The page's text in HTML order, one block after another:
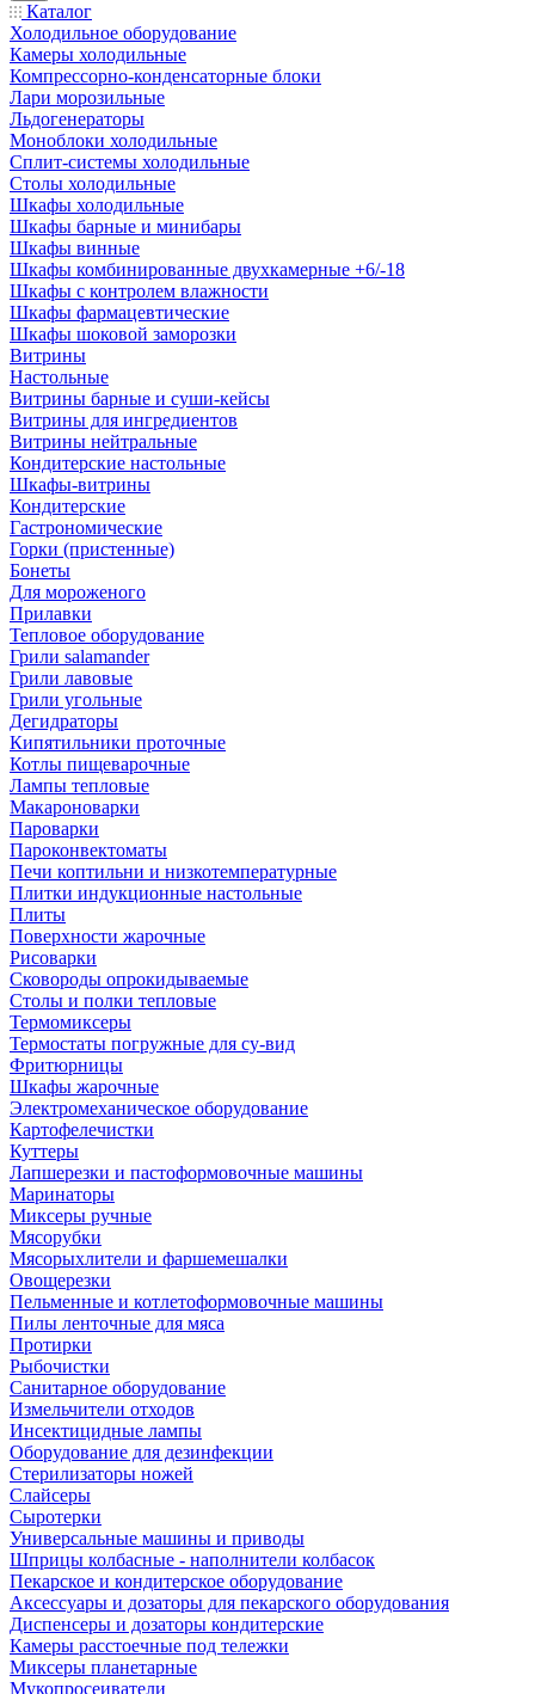
Каталог
Холодильное оборудование
Камеры холодильные
Компрессорно-конденсаторные блоки
Лари морозильные
Льдогенераторы
Моноблоки холодильные
Сплит-системы холодильные
Столы холодильные
Шкафы холодильные
Шкафы барные и минибары
Шкафы винные
Шкафы комбинированные двухкамерные +6/-18
Шкафы с контролем влажности
Шкафы фармацевтические
Шкафы шоковой заморозки
Витрины
Настольные
Витрины барные и суши-кейсы
Витрины для ингредиентов
Витрины нейтральные
Кондитерские настольные
Шкафы-витрины
Кондитерские
Гастрономические
Горки (пристенные)
Бонеты
Для мороженого
Прилавки
Тепловое оборудование
Грили salamander
Грили лавовые
Грили угольные
Дегидраторы
Кипятильники проточные
Котлы пищеварочные
Лампы тепловые
Макароноварки
Пароварки
Пароконвектоматы
Печи коптильни и низкотемпературные
Плитки индукционные настольные
Плиты
Поверхности жарочные
Рисоварки
Сковороды опрокидываемые
Столы и полки тепловые
Термомиксеры
Термостаты погружные для су-вид
Фритюрницы
Шкафы жарочные
Электромеханическое оборудование
Картофелечистки
Куттеры
Лапшерезки и пастоформовочные машины
Маринаторы
Миксеры ручные
Мясорубки
Мясорыхлители и фаршемешалки
Овощерезки
Пельменные и котлетоформовочные машины
Пилы ленточные для мяса
Протирки
Рыбочистки
Санитарное оборудование
Измельчители отходов
Инсектицидные лампы
Оборудование для дезинфекции
Стерилизаторы ножей
Слайсеры
Сыротерки
Универсальные машины и приводы
Шприцы колбасные - наполнители колбасок
Пекарское и кондитерское оборудование
Аксессуары и дозаторы для пекарского оборудования
Диспенсеры и дозаторы кондитерские
Камеры расстоечные под тележки
Миксеры планетарные
Мукопросеиватели